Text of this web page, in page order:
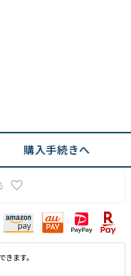
購入手続きへ
ます。